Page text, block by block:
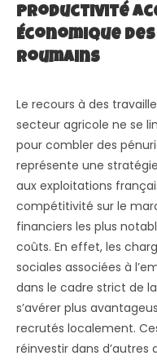
Productivité
Économique
Roumains
Le recours à des
secteur agricole ne se
pour combler des
représente une
aux exploitations
compétitivité sur le
financiers les plus
coûts. En effet, les
sociales associées à
dans le cadre strict de
s’avérer plus
recrutés localement.
réinvestir dans d’autres